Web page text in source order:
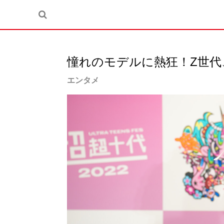
憧れのモデルに熱狂！Z世
エンタメ